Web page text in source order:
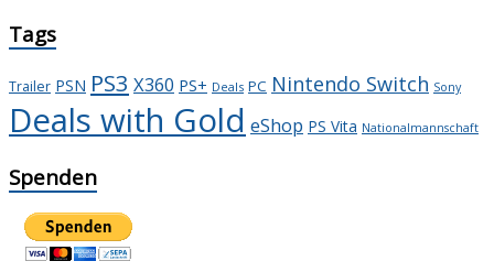
Tags
Trailer PSN PS3 X360 PS+ Deals PC Nintendo Switch Sony
Deals with Gold eShop PS Vita Nationalmannschaft
Spenden